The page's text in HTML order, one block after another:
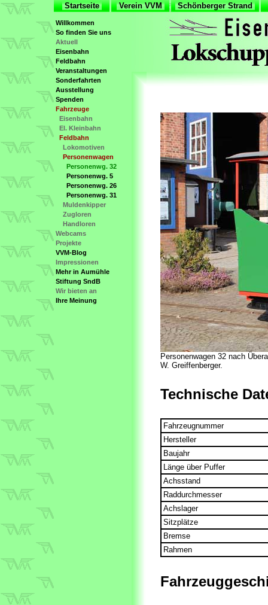
Startseite Verein VVM Schönberger Strand
Willkommen
So finden Sie uns
Aktuell
Eisenbahn
Feldbahn
Veranstaltungen
Sonderfahrten
Ausstellung
Spenden
Fahrzeuge
Eisenbahn
El. Kleinbahn
Feldbahn
Lokomotiven
Personenwagen
Personenwg. 32
Personenwg. 5
Personenwg. 26
Personenwg. 31
Muldenkipper
Zugloren
Handloren
Webcams
Projekte
VVM-Blog
Impressionen
Mehr in Aumühle
Stiftung SndB
Wir bieten an
Ihre Meinung
Personenwagen 32 nach
W. Greiffenberger.
Technische
Fahrzeugnummer
Hersteller
Baujahr
Länge über Puffer
Achsstand
Raddurchmesser
Achslager
Sitzplätze
Bremse
Rahmen